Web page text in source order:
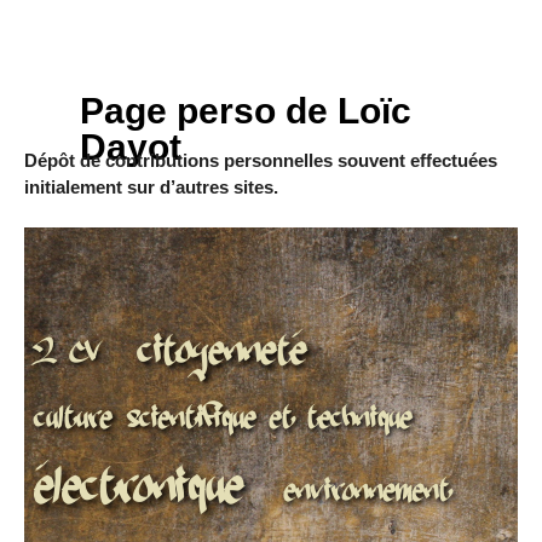
Page perso de Loïc
Dayot
Dépôt de contributions personnelles souvent effectuées
initialement sur d’autres sites.
32/291
2 CV 117/291
citoyenneté
44/291
culture scientifique et technique
164/291
électronique 22/291
environnement